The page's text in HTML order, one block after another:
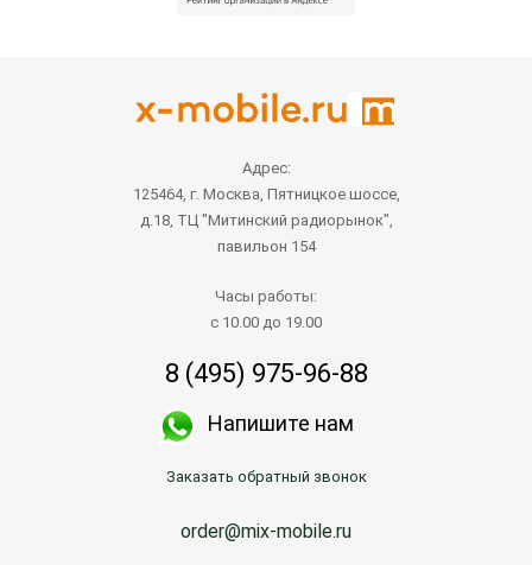
Адрес:
125464, г. Москва, Пятницкое шоссе,
д.18, ТЦ "Митинский радиорынок",
павильон 154
Часы работы:
с 10.00 до 19.00
8 (495) 975-96-88
Напишите нам
Заказать обратный звонок
order@mix-mobile.ru